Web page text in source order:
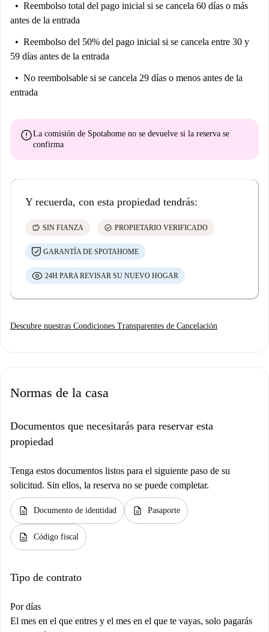
Reembolso total del pago inicial si se cancela 60 días o más
antes de la entrada
Reembolso del 50% del pago inicial si se cancela entre 30 y
59 días antes de la entrada
No reembolsable si se cancela 29 días o menos antes de la
entrada
errorLa comisión de Spotahome no se devuelve si la reserva se
confirma
Y recuerda, con esta propiedad tendrás:
savings SIN FIANZA check_circle PROPIETARIO VERIFICADO
GARANTÍA DE SPOTAHOME
24H PARA REVISAR SU NUEVO HOGAR
Descubre nuestras Condiciones Transparentes de Cancelación
Normas de la casa
Documentos que necesitarás para reservar esta
propiedad
Tenga estos documentos listos para el siguiente paso de su
solicitud. Sin ellos, la reserva no se puede completar.
description Documento de identidad description Pasaporte
description Código fiscal
Tipo de contrato
Por días
El mes en el que entres y el mes en el que te vayas, solo pagarás